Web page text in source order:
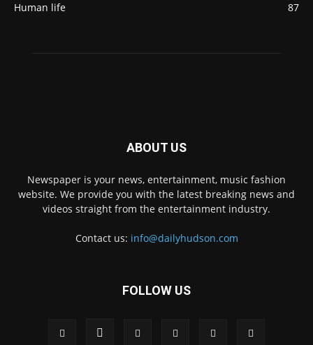
Human life
87
ABOUT US
Newspaper is your news, entertainment, music fashion
website. We provide you with the latest breaking news and
videos straight from the entertainment industry.
Contact us: info@dailyhudson.com
FOLLOW US